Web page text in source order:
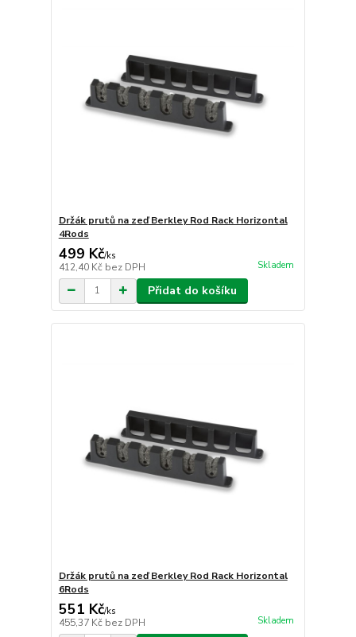
Držák prutů na zeď Berkley Rod Rack Horizontal
4Rods
499 Kč/ks
412,40 Kč bez DPH Skladem
Přidat do košíku
Držák prutů na zeď Berkley Rod Rack Horizontal
6Rods
551 Kč/ks
455,37 Kč bez DPH Skladem